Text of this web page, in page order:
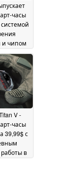
часы
системой
и чипом
24 November
V -
часы
39,99$ с
в